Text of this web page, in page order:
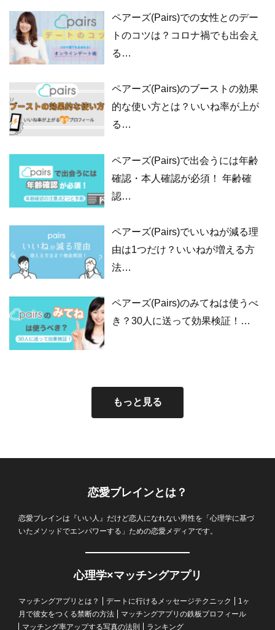
ペアーズ(Pairs)での女性とのデー
トのコツは？コロナ禍でも出会え
る…
ペアーズ(Pairs)のブーストの効果
的な使い方とは？いいね率が上が
る…
ペアーズ(Pairs)で出会うには年齢
確認・本人確認が必須！ 年齢確
認…
ペアーズ(Pairs)でいいねが減る理
由は1つだけ？いいねが増える方
法…
ペアーズ(Pairs)のみてねは使うべ
き？30人に送って効果検証！…
つとその心理！対処法を知って
安…
見えた要注意人物の見分け方・身
バ…
知り合いに身バレしない5つの方
法…
きる裏技！注意点とマッチング率
を…
いいねってマッチングするの？コ
ツ…
道と4つの注意点、無料で増やす…
ツ5選|心理学を用いた例文も紹
介…
能とは？絶対に入るべきおすすめ
コ…
は？好印象なつぶやき例文・使う
メ…
すると効果的！メリット・デメリ
ッ…
いるのか？要注意人物の見分け
方・…
い！？NG行動からマッチングす
る…
的4つの共通点と出会える十人十…
ションってどんな機能・効果があ
る…
換する方法は？おすすめのタ…
ネームが良い？おすすめ・NGな
名…
を解説|合わなかった人におすす
め…
コミ・評判は？リアルな声…
は？相手にバレる？追加した人が
消え…
注意点！仕組みと停止日・退会手
順…
ミ評判、人気会員の特徴から見る
お…
使うメリット｜スマホアプリと
の…
リ初心者におすすめ！4つの心理
学…
いねがもらえるプロフィール・自
己…
ャットとは？メリットと効果的な
使…
れ！マッチング率が上がる撮影方
法…
はある？既読スルー(無視)の原因…
表示のされ方、オンライン状況の
隠…
ングは？料金や有料会員が出来る
こ…
は？失敗しないデートの誘い方や
メ…
は？足跡の仕組みと攻略法
数は？年代別や地域別に一斉調
査！…
知人に身バレする？絶対に…
い！ケース別原因・対処法まとめ
6…
公開にする方法は？身バレ防止
の…
くない！する・された時の確認方
法…
方法・絶対にバレない対策法…
相手にバレる？表示のされ方と隠
せ…
しはできる？間違って押した時の
対…
もっと見る
恋愛ブレインとは？
恋愛ブレインは『いい人』だけど恋人になれない男性を「心理学に基づ
いたメソッドでエンパワーする」ための恋愛メディアです。
心理学×マッチングアプリ
マッチングアプリとは？ デートに行けるメッセージテクニック
1ヶ
月で彼女をつくる禁断の方法
マッチングアプリの鉄板プロフィール
マッチング率アップする写真の法則
ランキング